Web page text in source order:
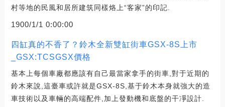
村等地的民風和居所建筑同樣烙上“客家”的印記.
1900/1/1 0:00:00
四缸真的不香了？鈴木全新雙缸街車GSX-8S上市
_GSX:TCSGSX價格
基本上每個車廠都應該有自己最當家拿手的街車,對于近期的
鈴木來說,這臺車或許就是GSX-8S,基于鈴木本身就強大的造
車技術以及車輛的高端配件,加上發動機和底盤的干凈設計.